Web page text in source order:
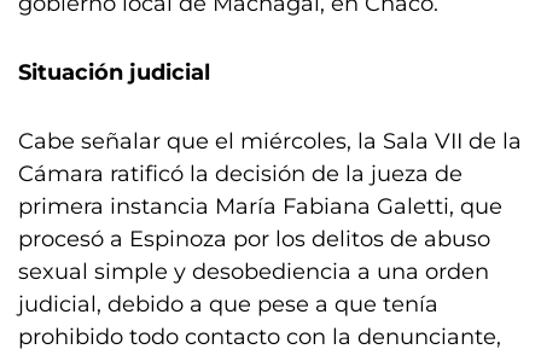
Situación judicial
Cabe señalar que el miércoles, la Sala VII de la
Cámara ratificó la decisión de la jueza de
primera instancia María Fabiana Galetti, que
procesó a Espinoza por los delitos de abuso
sexual simple y desobediencia a una orden
judicial, debido a que pese a que tenía
prohibido todo contacto con la denunciante,